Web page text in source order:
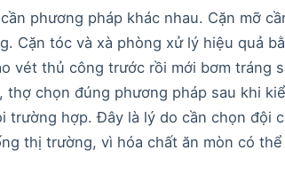
phương pháp khác nhau. Cặn mỡ
Cặn tóc và xà phòng xử lý hiệu quả
vét thủ công trước rồi mới bơm tráng
thợ chọn đúng phương pháp sau khi
trường hợp. Đây là lý do cần chọn đội
thị trường, vì hóa chất ăn mòn có thể